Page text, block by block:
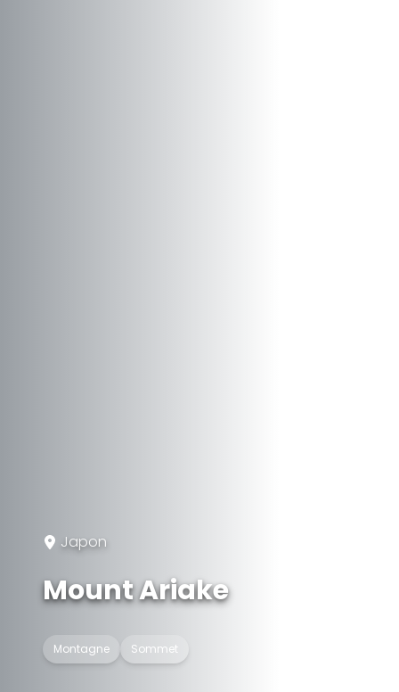
Japon
Mount Ariake
Montagne Sommet